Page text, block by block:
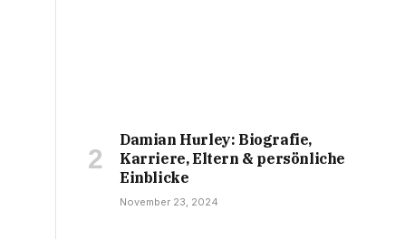
Damian Hurley: Biografie,
Karriere, Eltern & persönliche
Einblicke
November 23, 2024